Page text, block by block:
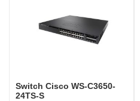
Switch Cisco WS-C3650-
24TS-S